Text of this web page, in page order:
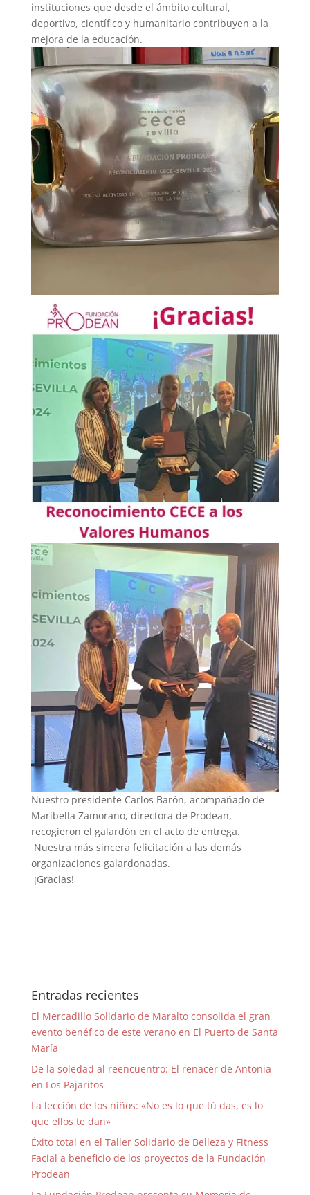
instituciones que desde el ámbito cultural,
deportivo, científico y humanitario contribuyen a la
mejora de la educación.
Nuestro presidente Carlos Barón, acompañado de
Maribella Zamorano, directora de Prodean,
recogieron el galardón en el acto de entrega.
Nuestra más sincera felicitación a las demás
organizaciones galardonadas.
¡Gracias!
Entradas recientes
El Mercadillo Solidario de Maralto consolida el gran
evento benéfico de este verano en El Puerto de Santa
María
De la soledad al reencuentro: El renacer de Antonia
en Los Pajaritos
La lección de los niños: «No es lo que tú das, es lo
que ellos te dan»
Éxito total en el Taller Solidario de Belleza y Fitness
Facial a beneficio de los proyectos de la Fundación
Prodean